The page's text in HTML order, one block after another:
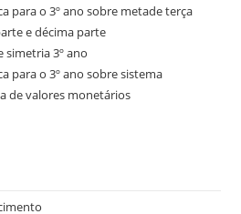
para o 3º ano sobre metade terça
e décima parte
simetria 3º ano
para o 3º ano sobre sistema
de valores monetários